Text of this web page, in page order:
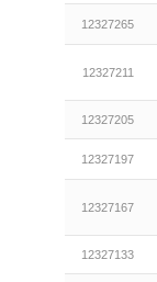
12327265
12327211
12327205
12327197
12327167
12327133